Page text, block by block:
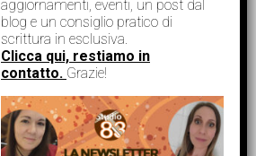
aggiornamenti, eventi, un post dal
blog e un consiglio pratico di
scrittura in esclusiva.
Clicca qui, restiamo in
contatto. Grazie!